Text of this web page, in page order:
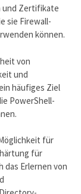
und Zertifikate
sie Firewall-
können.
von
und
häufiges Ziel
PowerShell-
für
für
Erlernen von